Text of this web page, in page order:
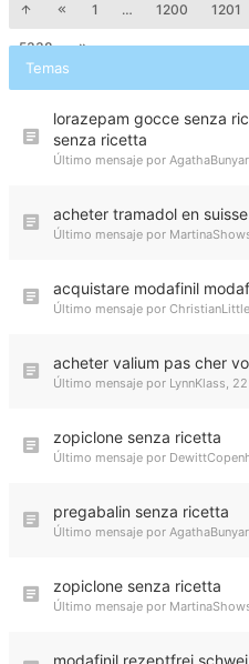
1 … 1200 1201
5338
Temas
lorazepam gocce senza
senza ricetta
Último mensaje por
acheter tramadol en
Último mensaje por
acquistare modafinil
Último mensaje por
acheter valium pas cher
Último mensaje por LynnKlass,
zopiclone senza ricetta
Último mensaje por
pregabalin senza ricetta
Último mensaje por
zopiclone senza ricetta
Último mensaje por
modafinil rezeptfrei